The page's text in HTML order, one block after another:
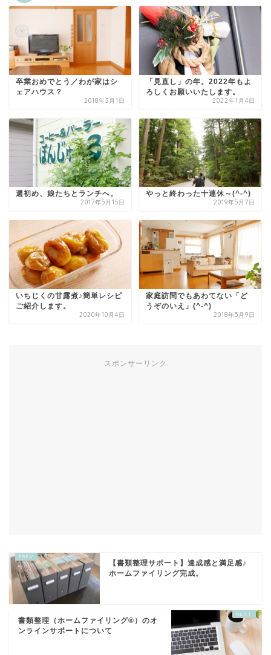
卒業おめでとう／わが家はシ
ェアハウス？
2018年3月1日
「見直し」の年。2022年もよ
ろしくお願いいたします。
2022年1月4日
週初め、娘たちとランチへ。
2017年5月15日
やっと終わった十連休～(^-^)
2019年5月7日
いちじくの甘露煮♪簡単レシピ
ご紹介します。
2020年10月4日
家庭訪問でもあわてない「ど
うぞのいえ」(^-^)
2018年5月9日
スポンサーリンク
【書類整理サポート】達成感と満足感♪
ホームファイリング完成。
書類整理（ホームファイリング®）のオ
ンラインサポートについて